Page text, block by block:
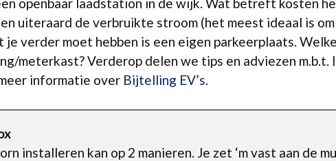
uiteraard de verbruikte stroom (het meest ideaal is
verder moet hebben is een eigen parkeerplaats.
meterkast? Verderop delen we tips en adviezen
informatie over Bijtelling EV’s.
installeren kan op 2 manieren. Je zet ‘m vast aan de